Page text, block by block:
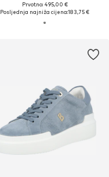
Prvotno: 495,00 €
Posljednja najniža cijena:183,75 €